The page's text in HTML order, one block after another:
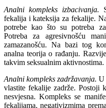
Analni kompleks izbacivanja.
fekalija i kateksija za fekalije.
potrebe kao što su potreba
Potreba za agresivnošću
zamazanošću. Na bazi tog
analna teorija o rađanju.
takvim seksualnim aktivnostima.
Analni kompleks zadržavanja. U
vlastite fekalije zadrže. Postoji
nesvjesna. Kompleks se
fekalijama, negativizmima